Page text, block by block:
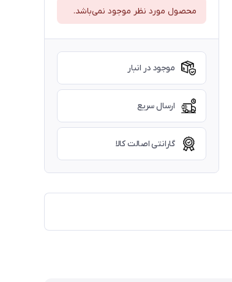
محصول مورد نظر موجود نمی‌باشد.
موجود در انبار
ارسال سریع
گارانتی اصالت کالا